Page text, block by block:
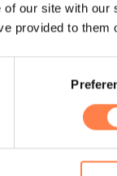
of our site with
provided to